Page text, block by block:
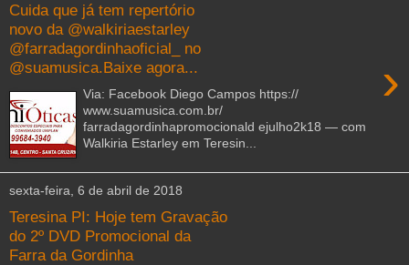
Cuida que já tem repertório
novo da @walkiriaestarley
@farradagordinhaoficial_ no
@suamusica.Baixe agora...
›
Via: Facebook Diego Campos https://
www.suamusica.com.br/
farradagordinhapromocionald ejulho2k18 — com
Walkiria Estarley em Teresin...
sexta-feira, 6 de abril de 2018
Teresina PI: Hoje tem Gravação
do 2º DVD Promocional da
Farra da Gordinha